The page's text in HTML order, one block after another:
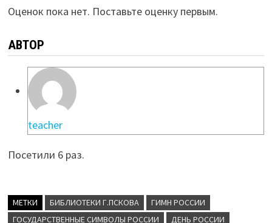
Оценок пока нет. Поставьте оценку первым.
АВТОР
teacher
Посетили 6 раз.
МЕТКИ БИБЛИОТЕКИ Г.ПСКОВА
ГИМН РОССИИ
ГОСУДАРСТВЕННЫЕ СИМВОЛЫ РОССИИ
ДЕНЬ РОССИИ